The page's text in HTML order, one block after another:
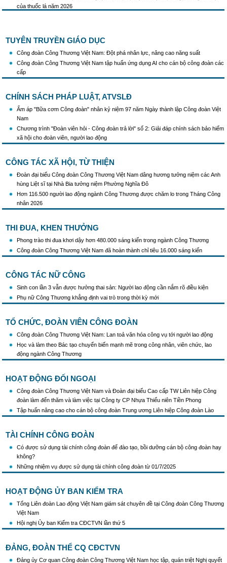
của thuốc lá năm 2026
tình hình mới"
Triển khai thực hiện Hướng dẫn số 28/HD-BTGDVTW về xác định, lựa chọn ngày
truyền thống, ngày thành lập, ngày tái lập sau sắp xếp tổ chức bộ máy của hệ thống
chính trị
Triển khai truyền thông "Chiến dịch 500 ngày đêm đẩy mạnh thực hiện tìm kiếm, quy
Hướng dẫn tuyên truyền kỷ niệm 97 năm Ngày thành lập Công đoàn Việt Nam
(28/7/1929 - 28/7/2026)
Khẩu hiệu tuyên truyền trong nhiệm kỳ Đại hội XIV của Đảng
Triển khai thực hiện Chỉ thị số 25/CT-TTg của Thủ tướng Chính phủ về tăng cường
công tác phòng, chống buôn lậu, vận chuyển, sản xuất, mua bán, tàng trữ, sử dụng
TUYÊN TRUYỀN GIÁO DỤC
Công đoàn Công Thương Việt Nam: Đột phá nhân lực, nâng cao năng suất
Công đoàn Công Thương Việt Nam tập huấn ứng dụng AI cho cán bộ công đoàn các
cấp
CHÍNH SÁCH PHÁP LUẬT, ATVSLĐ
Ấm áp "Bữa cơm Công đoàn" nhân kỷ niệm 97 năm Ngày thành lập Công đoàn Việt
Nam
Chương trình "Đoàn viên hỏi - Công đoàn trả lời" số 2: Giải đáp chính sách bảo hiểm
xã hội cho đoàn viên, người lao động
CÔNG TÁC XÃ HỘI, TỪ THIỆN
Đoàn đại biểu Công đoàn Công Thương Việt Nam dâng hương tưởng niệm các Anh
hùng Liệt sĩ tại Nhà Bia tưởng niệm Phường Nghĩa Đô
Hơn 116.500 người lao động ngành Công Thương được chăm lo trong Tháng Công
nhân 2026
THI ĐUA, KHEN THƯỞNG
Phong trào thi đua khơi dậy hơn 480.000 sáng kiến trong ngành Công Thương
Công đoàn Công Thương Việt Nam đã hoàn thành chỉ tiêu 16.000 sáng kiến
CÔNG TÁC NỮ CÔNG
Sinh con lần 3 vẫn được hưởng thai sản: Người lao động cần nắm rõ điều kiện
Phụ nữ Công Thương khẳng định vai trò trong thời kỳ mới
TỔ CHỨC, ĐOÀN VIÊN CÔNG ĐOÀN
Công đoàn Công Thương Việt Nam: Lan toả văn hóa công vụ tới người lao động
Học và làm theo Bác tạo chuyển biến mạnh mẽ trong công nhân, viên chức, lao
động ngành Công Thương
HOẠT ĐỘNG ĐỐI NGOẠI
Công đoàn Công Thương Việt Nam và Đoàn đại biểu Cao cấp TW Liên hiệp Công
đoàn làm đến thăm và làm việc tại Công ty CP Nhựa Thiếu niên Tiền Phong
Tập huấn nâng cao cho cán bộ công đoàn Trung ương Liên hiệp Công đoàn Lào
TÀI CHÍNH CÔNG ĐOÀN
Có được sử dụng tài chính công đoàn để đào tạo, bồi dưỡng cán bộ công đoàn hay
không?
Những nhiệm vụ được sử dụng tài chính công đoàn từ 01/7/2025
HOẠT ĐỘNG ỦY BAN KIỂM TRA
Tổng Liên đoàn Lao động Việt Nam giám sát chuyên đề tại Công đoàn Công Thương
Việt Nam
Hội nghị Ủy ban Kiểm tra CĐCTVN lần thứ 5
ĐẢNG, ĐOÀN THỂ CQ CĐCTVN
Đảng ủy Cơ quan Công đoàn Công Thương Việt Nam học tập, quán triệt Nghị quyết